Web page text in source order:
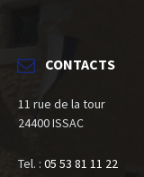
CONTACTS
11 rue de la tour
24400 ISSAC
Tel. : 05 53 81 11 22